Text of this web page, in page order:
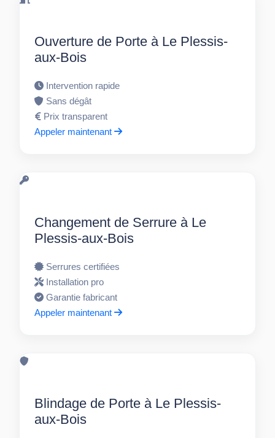
Ouverture de Porte à Le Plessis-
aux-Bois
Intervention rapide
Sans dégât
Prix transparent
Appeler maintenant
Changement de Serrure à Le
Plessis-aux-Bois
Serrures certifiées
Installation pro
Garantie fabricant
Appeler maintenant
Blindage de Porte à Le Plessis-
aux-Bois